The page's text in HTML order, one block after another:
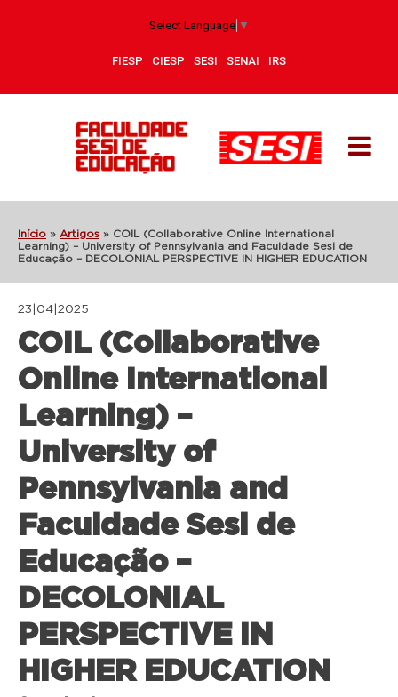
Select Language ▼
FIESP CIESP SESI SENAI IRS
Início » Artigos » COIL (Collaborative Online International
Learning) – University of Pennsylvania and Faculdade Sesi de
Educação – DECOLONIAL PERSPECTIVE IN HIGHER EDUCATION
23|04|2025
COIL (Collaborative
Online International
Learning) –
University of
Pennsylvania and
Faculdade Sesi de
Educação –
DECOLONIAL
PERSPECTIVE IN
HIGHER EDUCATION